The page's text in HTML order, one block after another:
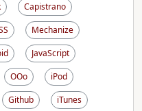
Capistrano
Mechanize
JavaScript
OOo
iPod
Github
iTunes